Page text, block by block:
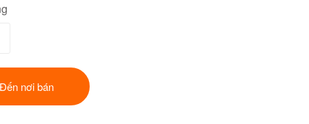
Đến nơi bán